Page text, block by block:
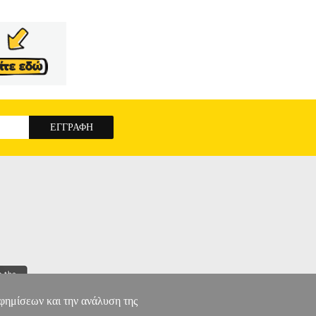
και την ανάλυση της